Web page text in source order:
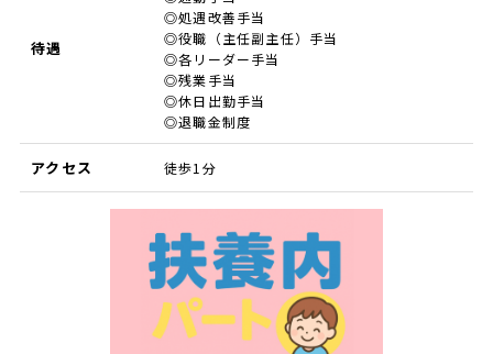
待遇
◎処遇改善手当
◎役職（主任副主任）手当
◎各リーダー手当
◎残業手当
◎休日出勤手当
◎退職金制度
アクセス 徒歩1分